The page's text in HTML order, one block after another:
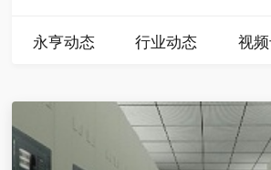
永亨动态 行业动态 视